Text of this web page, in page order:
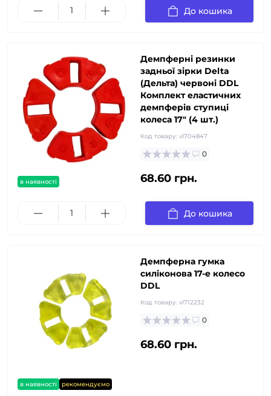
До кошика
в наявності
Демпферні резинки
задньої зірки Delta
(Дельта) червоні DDL
Комплект еластичних
демпферів ступиці
колеса 17" (4 шт.)
Код товару: vl704847
0
68.60 грн.
До кошика
в наявності рекомендуємо
Демпферна гумка
силіконова 17-е колесо
DDL
Код товару: vl712232
0
68.60 грн.